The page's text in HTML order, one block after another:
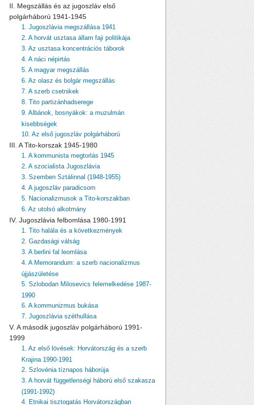
II. Megszállás és az jugoszláv első
polgárháború 1941-1945
1. Jugoszlávia megszállása 1941
2. A horvát usztasa állam faji politikája
3. Az usztasa koncentrációs táborok
4. A náci népirtás
5. A magyar megszállás
6. Az olasz és bolgár megszállás
7. A szerb csetnikek
8. Tito partizánhadserege
9. Albánok, bosnyákok: a muzulmán
kisebbségek
10. Az első jugoszláv polgárháború
III. A Tito-korszak 1945-1980
1. A kommunista megtorlás 1945
2. A szocialista Jugoszlávia
3. Szemben Sztálinnal (1948-1955)
4. A jugoszláv paradicsom
5. Nacionalizmusok a Tito-korszakban
6. Az utolsó alkotmány
IV. Jugoszlávia felbomlása 1980-1991
1. Tito halála és a következmények
2. Gazdasági válság
3. A berlini fal leomlása
4. A Memorandum: a szerb nacionalizmus
újjászületése
5. Szlobodan Milosevics felemelkedése 1987-
1990
6. A kommunizmus bukása
7. Jugoszlávia széthullása
V. A második jugoszláv polgárháború 1991-
1999
1. Az első lövések: Horvátország és a szerb
Krajina 1990-1991
2. Szlovénia tíznapos háborúja
3. A horvát függetlenségi háború első szakasza
(1991-1992)
4. Etnikai tisztogatás Horvátországban